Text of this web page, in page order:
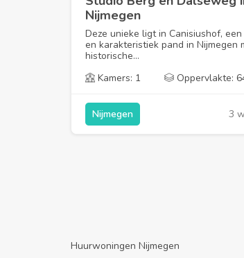
Nijmegen
Deze unieke ligt in Canisiushof,
en karakteristiek pand in Nijmegen
historische...
Kamers: 1
Oppervlakte:
3
Nijmegen
Huurwoningen Nijmegen